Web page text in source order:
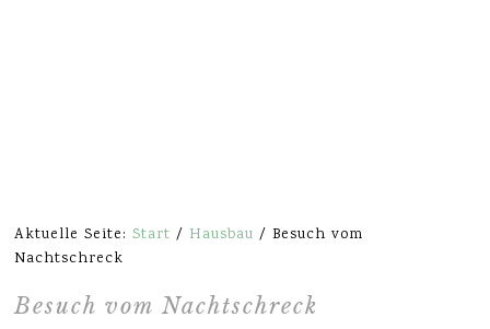
Aktuelle Seite:Start / Hausbau / Besuch vom
Nachtschreck
Besuch vom Nachtschreck